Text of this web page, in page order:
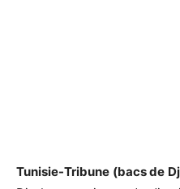
Tunisie-Tribune (bacs de